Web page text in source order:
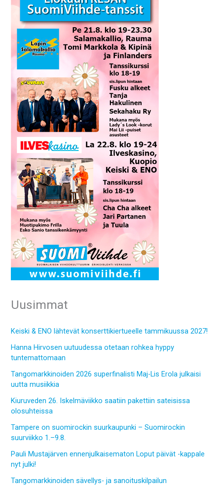
Uusimmat
Keiski & ENO lähtevät konserttikiertueelle tammikuussa 2027!
Hanna Hirvosen uutuudessa otetaan rohkea hyppy
tuntemattomaan
Tangomarkkinoiden 2026 superfinalisti Maj-Lis Erola julkaisi
uutta musiikkia
Kiuruveden 26. Iskelmäviikko saatiin pakettiin sateisissa
olosuhteissa
Tampere on suomirockin suurkaupunki – Suomirockin
suurviikko 1.–9.8.
Pauli Mustajärven ennenjulkaisematon Loput päivät -kappale
nyt julki!
Tangomarkkinoiden sävellys- ja sanoituskilpailun